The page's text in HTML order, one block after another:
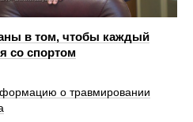
в том, чтобы каждый
со спортом
о травмировании